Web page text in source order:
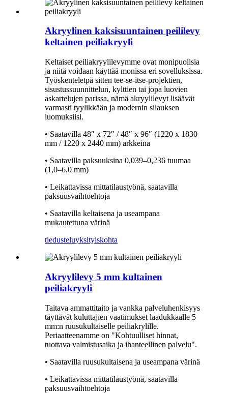
Akryylinen kaksisuuntainen peililevy
keltainen peiliakryyli
Keltaiset peiliakryylilevymme ovat monipuolisia
ja niitä voidaan käyttää monissa eri sovelluksissa.
Työskenteletpä sitten tee-se-itse-projektien,
sisustussuunnittelun, kylttien tai jopa luovien
askartelujen parissa, nämä akryylilevyt lisäävät
varmasti tyylikkään ja modernin silauksen
luomuksiisi.
• Saatavilla 48″ x 72″ / 48″ x 96″ (1220 x 1830
mm / 1220 x 2440 mm) arkkeina
• Saatavilla paksuuksina 0,039–0,236 tuumaa
(1,0–6,0 mm)
• Leikattavissa mittatilaustyönä, saatavilla
paksuusvaihtoehtoja
• Saatavilla keltaisena ja useampana
mukautettuna värinä
tiedusteluyksityiskohta
Akryylilevy 5 mm kultainen
peiliakryyli
Taitava ammattitaito ja vankka palveluhenkisyys
täyttävät kuluttajien vaatimukset laadukkaalle 5
mm:n ruusukultaiselle peiliakrylille.
Periaatteenamme on "Kohtuulliset hinnat,
tuottava valmistusaika ja ihanteellinen palvelu".
• Saatavilla ruusukultaisena ja useampana värinä
• Leikattavissa mittatilaustyönä, saatavilla
paksuusvaihtoehtoja